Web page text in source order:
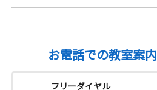
お電話での教室案内
フリーダイヤル